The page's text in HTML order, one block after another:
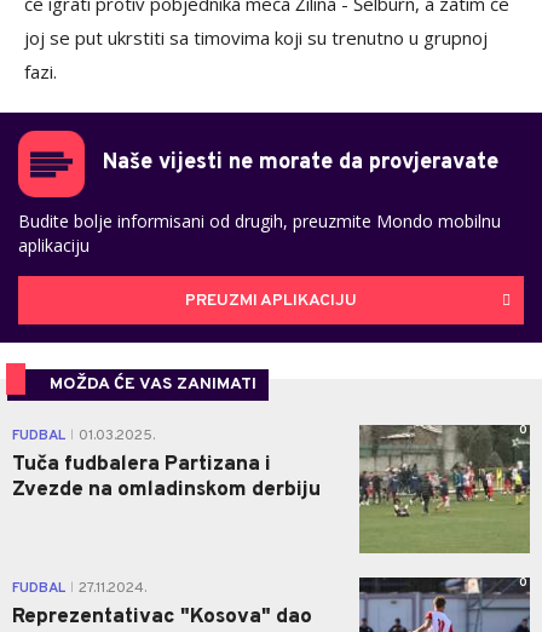
joj se put ukrstiti sa timovima koji su trenutno u grupnoj
fazi.
Naše vijesti ne morate da provjeravate
Budite bolje informisani od drugih, preuzmite Mondo mobilnu
aplikaciju
PREUZMI APLIKACIJU
MOŽDA ĆE VAS ZANIMATI
FUDBAL 01.03.2025.
Tuča fudbalera Partizana i
Zvezde na omladinskom derbiju
0
FUDBAL 27.11.2024.
Reprezentativac "Kosova" dao
0